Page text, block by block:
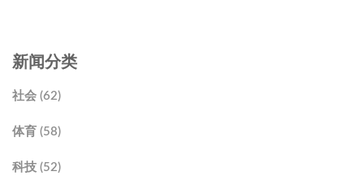
新闻分类
社会 (62)
体育 (58)
科技 (52)